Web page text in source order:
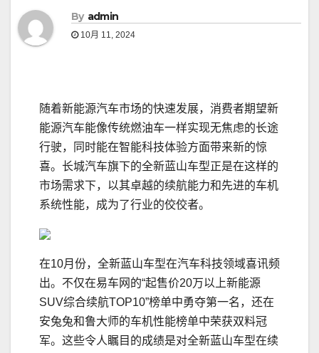
By admin
10月 11, 2024
随着新能源汽车市场的快速发展，消费者期望新
能源汽车能像传统燃油车一样实现无焦虑的长途
行驶，同时能在智能科技体验方面带来新的惊
喜。长城汽车旗下的全新蓝山车型正是在这样的
市场需求下，以其卓越的续航能力和先进的车机
系统性能，成为了行业的佼佼者。
在10月份，全新蓝山车型在汽车科技领域喜讯频
出。不仅在易车网的“起售价20万以上新能源
SUV综合续航TOP10”榜单中勇夺第一名，还在
安兔兔和鲁大师的车机性能榜单中荣获双料冠
军。这些令人瞩目的成绩是对全新蓝山车型在续